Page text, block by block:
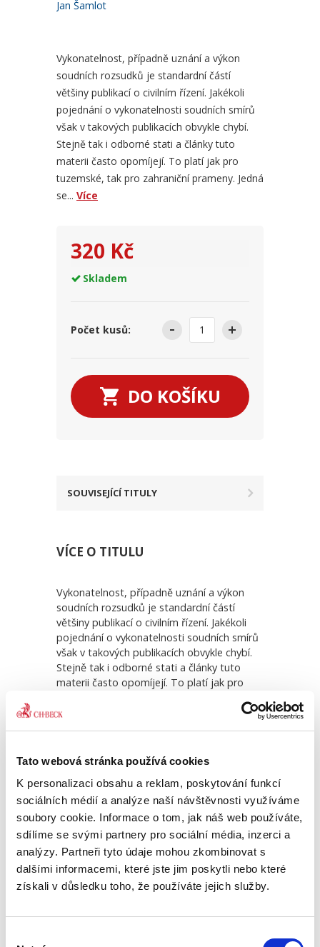
Tato webová stránka používá cookies
K personalizaci obsahu a reklam, poskytování funkcí
sociálních médií a analýze naší návštěvnosti využíváme
soubory cookie. Informace o tom, jak náš web používáte,
sdílíme se svými partnery pro sociální média, inzerci a
analýzy. Partneři tyto údaje mohou zkombinovat s
dalšími informacemi, které jste jim poskytli nebo které
získali v důsledku toho, že používáte jejich služby.
Jan Šamlot
Vykonatelnost, případně uznání a výkon
soudních rozsudků je standardní částí
většiny publikací o civilním řízení. Jakékoli
pojednání o vykonatelnosti soudních smírů
však v takových publikacích obvykle chybí.
Stejně tak i odborné stati a články tuto
materii často opomíjejí. To platí jak pro
tuzemské, tak pro zahraniční prameny. Jedná
se... Více
320 Kč
Skladem
Počet kusů:
DO KOŠÍKU
SOUVISEJÍCÍ TITULY
Civilní proces. Řízení
nesporné,...
VÍCE O TITULU
Vykonatelnost, případně uznání a výkon
soudních rozsudků je standardní částí
většiny publikací o civilním řízení. Jakékoli
pojednání o vykonatelnosti soudních smírů
však v takových publikacích obvykle chybí.
Stejně tak i odborné stati a články tuto
materii často opomíjejí. To platí jak pro
Jedná se přitom o mimořádně důležitou
problematiku s řadou specifik. Tato
jen o kvalifikaci soudního smíru jako
vykonatelnosti a samotném výkonu v
tuzemském i přeshraničním kontextu.
Zejména přeshraniční přesah tohoto
právního institutu je přitom důležitý. Každý
stát totiž na soudní smír nahlíží svým
procesním pojetím odlišně. Přitom
například to, zda a jakým způsobem
následně soud takový smír schvaluje, má